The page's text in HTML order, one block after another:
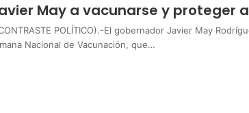
May a vacunarse y proteger
POLÍTICO).-El gobernador Javier May
Nacional de Vacunación, que…